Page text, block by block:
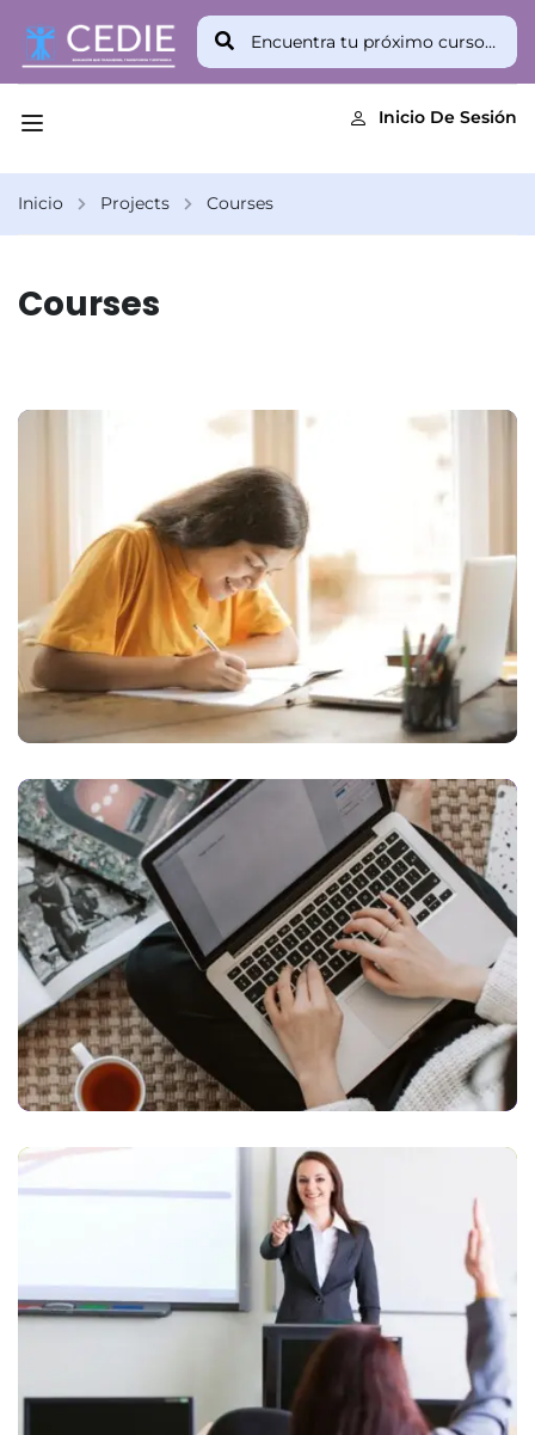
Inicio De Sesión
Inicio Projects Courses
Courses